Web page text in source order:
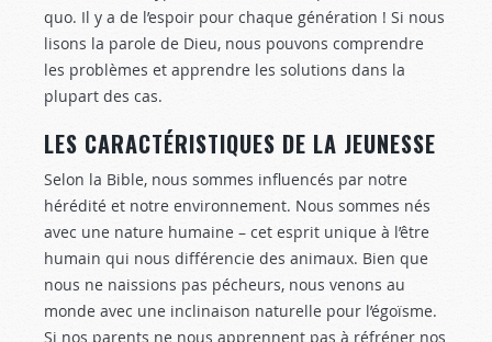
quo. Il y a de l’espoir pour chaque génération ! Si nous
lisons la parole de Dieu, nous pouvons comprendre
les problèmes et apprendre les solutions dans la
plupart des cas.
LES CARACTÉRISTIQUES DE LA JEUNESSE
Selon la Bible, nous sommes influencés par notre
hérédité et notre environnement. Nous sommes nés
avec une nature humaine – cet esprit unique à l’être
humain qui nous différencie des animaux. Bien que
nous ne naissions pas pécheurs, nous venons au
monde avec une inclinaison naturelle pour l’égoïsme.
Si nos parents ne nous apprennent pas à réfréner nos